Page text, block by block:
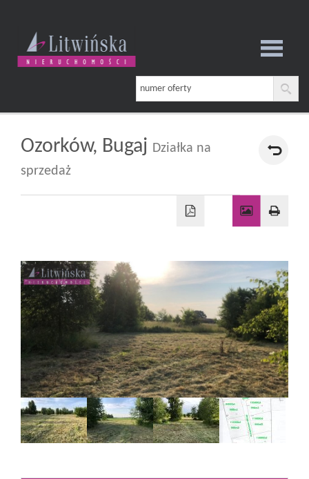
Strona
główna
Oferta
Mieszkania
Domy
Działki
Ozorków, Bugaj Działka na
sprzedaż